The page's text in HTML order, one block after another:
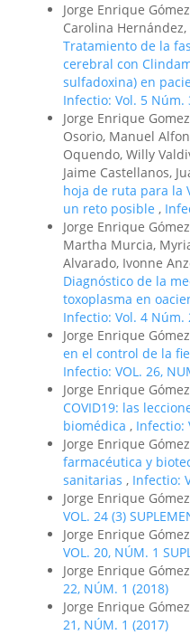
Jorge Enrique
Carolina Hernández,
Tratamiento de la
cerebral con
sulfadoxina) en
Infectio: Vol. 5 Núm.
Jorge Enrique
Osorio, Manuel
Oquendo, Willy
Jaime Castellanos,
hoja de ruta para la
un reto posible ,
Jorge Enrique
Martha Murcia,
Alvarado, Ivonne
Diagnóstico de la
toxoplasma en
Infectio: Vol. 4 Núm.
Jorge Enrique
en el control de la
Infectio: VOL. 26,
Jorge Enrique
COVID19: las
biomédica , Infectio:
Jorge Enrique
farmacéutica y
sanitarias , Infectio:
Jorge Enrique
VOL. 24 (3)
Jorge Enrique
VOL. 20, NÚM. 1
Jorge Enrique
22, NÚM. 1 (2018)
Jorge Enrique
21, NÚM. 1 (2017)